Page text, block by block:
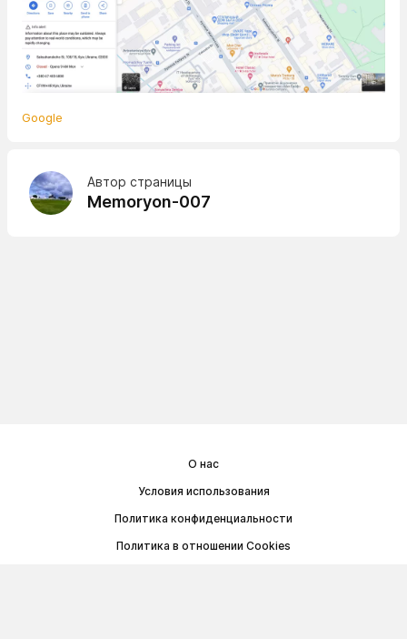
Google
Автор страницы
Memoryon-007
О нас
Условия использования
Политика конфиденциальности
Политика в отношении Cookies